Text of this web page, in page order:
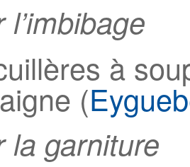
l’imbibage
à
(
la garniture